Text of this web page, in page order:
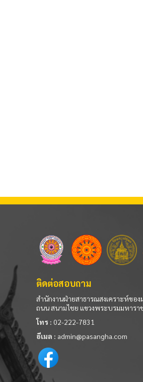
ติดต่อสอบถาม
สำนักงานฝ่ายสาธารณสงเคราะห์ขอ
ถนน สนามไชย แขวงพระบรมมหาร
โทร : 02-222-7831
อีเมล : admin@pasangha.com